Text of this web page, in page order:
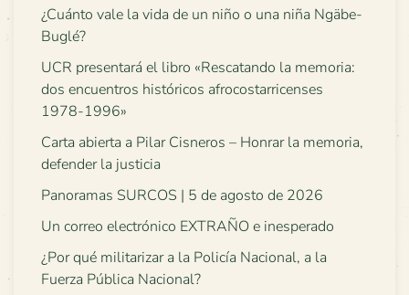
¿Cuánto vale la vida de un niño o una niña Ngäbe-
Buglé?
UCR presentará el libro «Rescatando la memoria:
dos encuentros históricos afrocostarricenses
1978-1996»
Carta abierta a Pilar Cisneros – Honrar la memoria,
defender la justicia
Panoramas SURCOS | 5 de agosto de 2026
Un correo electrónico EXTRAÑO e inesperado
¿Por qué militarizar a la Policía Nacional, a la
Fuerza Pública Nacional?